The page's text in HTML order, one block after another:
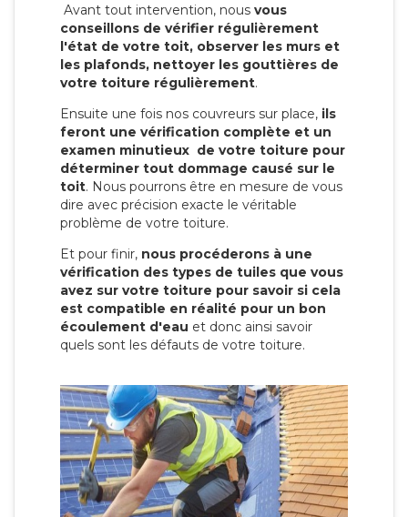
Avant tout intervention, nous vous
conseillons de vérifier régulièrement
l'état de votre toit, observer les murs et
les plafonds, nettoyer les gouttières de
votre toiture régulièrement.
Ensuite une fois nos couvreurs sur place, ils
feront une vérification complète et un
examen minutieux de votre toiture pour
déterminer tout dommage causé sur le
toit. Nous pourrons être en mesure de vous
dire avec précision exacte le véritable
problème de votre toiture.
Et pour finir, nous procéderons à une
vérification des types de tuiles que vous
avez sur votre toiture pour savoir si cela
est compatible en réalité pour un bon
écoulement d'eau et donc ainsi savoir
quels sont les défauts de votre toiture.